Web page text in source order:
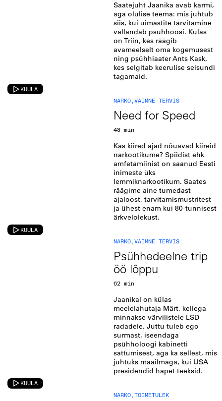
Saatejuht Jaanika avab karmi,
aga olulise teema: mis juhtub
siis, kui uimastite tarvitamine
vallandab psühhoosi. Külas
on Triin, kes räägib
avameelselt oma kogemusest
ning psühhiaater Ants Kask,
kes selgitab keerulise seisundi
tagamaid.
KUULA
NARKO,VAIMNE TERVIS
Need for Speed
48 min
Kas kiired ajad nõuavad kiireid
narkootikume? Spiidist ehk
amfetamiinist on saanud Eesti
inimeste üks
lemmiknarkootikum. Saates
räägime aine tumedast
ajaloost, tarvitamismustritest
ja ühest enam kui 80-tunnisest
ärkvelolekust.
KUULA
NARKO,VAIMNE TERVIS
Psühhedeelne trip
öö lõppu
62 min
Jaanikal on külas
meelelahutaja Märt, kellega
minnakse värvilistele LSD
radadele. Juttu tuleb ego
surmast, iseendaga
psühholoogi kabinetti
sattumisest, aga ka sellest, mis
juhtuks maailmaga, kui USA
presidendid hapet teeksid.
KUULA
NARKO,TOIMETULEK